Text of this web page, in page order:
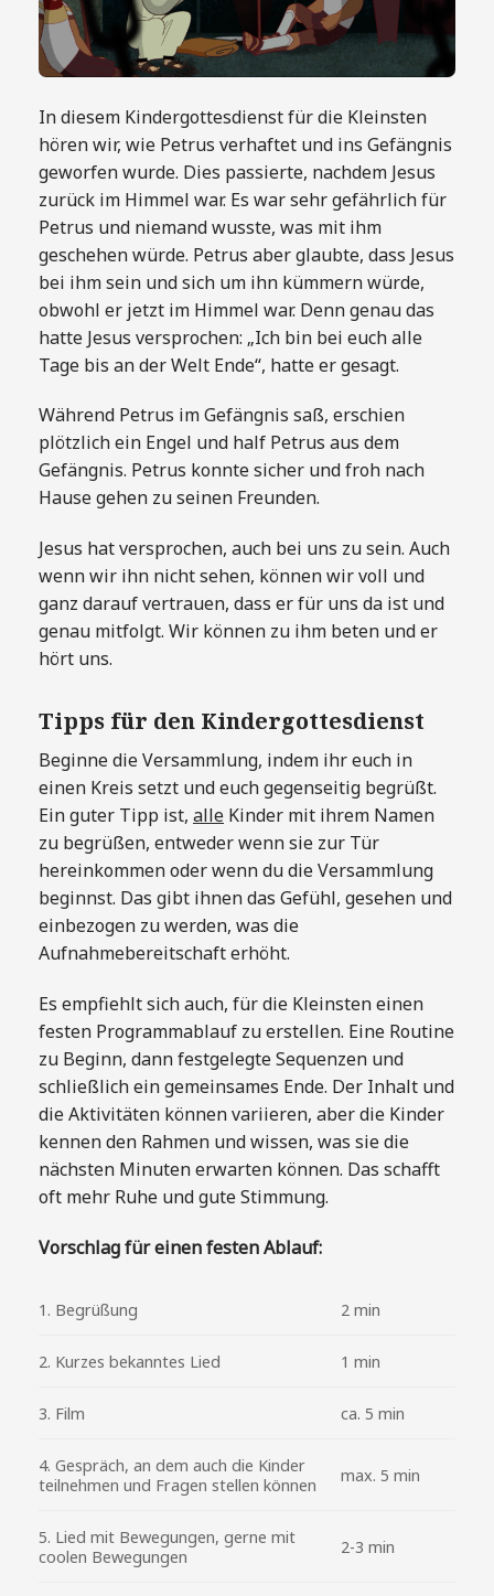
In diesem Kindergottesdienst für die Kleinsten
hören wir, wie Petrus verhaftet und ins Gefängnis
geworfen wurde. Dies passierte, nachdem Jesus
zurück im Himmel war. Es war sehr gefährlich für
Petrus und niemand wusste, was mit ihm
geschehen würde. Petrus aber glaubte, dass Jesus
bei ihm sein und sich um ihn kümmern würde,
obwohl er jetzt im Himmel war. Denn genau das
hatte Jesus versprochen: „Ich bin bei euch alle
Tage bis an der Welt Ende“, hatte er gesagt.
Während Petrus im Gefängnis saß, erschien
plötzlich ein Engel und half Petrus aus dem
Gefängnis. Petrus konnte sicher und froh nach
Hause gehen zu seinen Freunden.
Jesus hat versprochen, auch bei uns zu sein. Auch
wenn wir ihn nicht sehen, können wir voll und
ganz darauf vertrauen, dass er für uns da ist und
genau mitfolgt. Wir können zu ihm beten und er
hört uns.
Tipps für den Kindergottesdienst
Beginne die Versammlung, indem ihr euch in
einen Kreis setzt und euch gegenseitig begrüßt.
Ein guter Tipp ist, alle Kinder mit ihrem Namen
zu begrüßen, entweder wenn sie zur Tür
hereinkommen oder wenn du die Versammlung
beginnst. Das gibt ihnen das Gefühl, gesehen und
einbezogen zu werden, was die
Aufnahmebereitschaft erhöht.
Es empfiehlt sich auch, für die Kleinsten einen
festen Programmablauf zu erstellen. Eine Routine
zu Beginn, dann festgelegte Sequenzen und
schließlich ein gemeinsames Ende. Der Inhalt und
die Aktivitäten können variieren, aber die Kinder
kennen den Rahmen und wissen, was sie die
nächsten Minuten erwarten können. Das schafft
oft mehr Ruhe und gute Stimmung.
Vorschlag für einen festen Ablauf:
1. Begrüßung 2 min
2. Kurzes bekanntes Lied 1 min
3. Film ca. 5 min
4. Gespräch, an dem auch die Kinder
teilnehmen und Fragen stellen können
max. 5 min
5. Lied mit Bewegungen, gerne mit
coolen Bewegungen
2-3 min